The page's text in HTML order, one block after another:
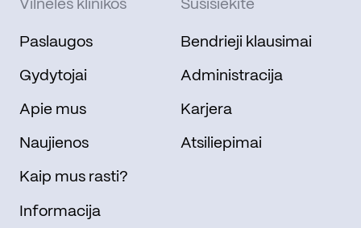
Vilnelės klinikos
Paslaugos
Gydytojai
Apie mus
Naujienos
Kaip mus rasti?
Informacija
Susisiekite
Bendrieji klausimai
Administracija
Karjera
Atsiliepimai